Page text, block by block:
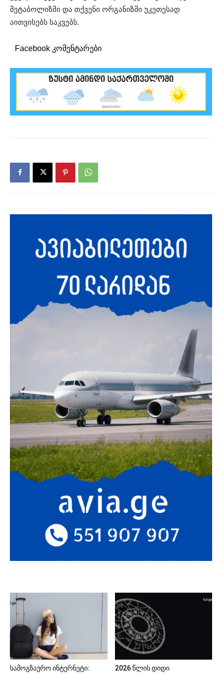
მეტაბოლიზმი და თქვენი ორგანიზმი უკეთესად
აითვისებს საკვებს.
Facebook კომენტარები
სამოგზაურო ინტერნეტი:
2026 წლის დიდი